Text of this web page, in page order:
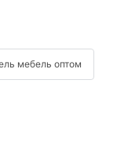
мебель оптом